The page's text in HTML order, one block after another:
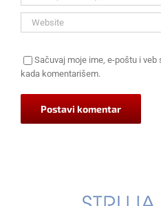
Sačuvaj moje ime, e-poštu i
kada komentarišem.